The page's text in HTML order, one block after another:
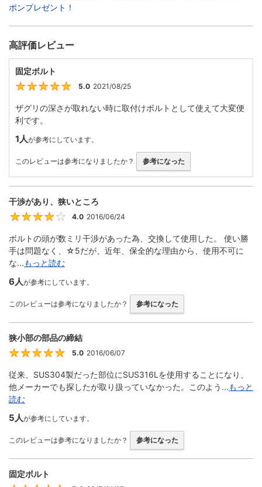
ポンプレゼント！
高評価レビュー
固定ボルト
5
5.0 2021/08/25
ザグリの深さが取れない時に取付けボルトとして使えて大変便
利です。
1人が参考にしています。
このレビューは参考になりましたか？ 参考になった
干渉があり、狭いところ
4
4.0 2016/06/24
ボルトの頭が数ミリ干渉があった為、交換して使用した。 使い勝
手は問題なく、☆5だが、近年、保全的な理由から、使用不可に
な...もっと読む
6人が参考にしています。
このレビューは参考になりましたか？ 参考になった
狭小部の部品の締結
5
5.0 2016/06/07
従来、SUS304製だった部位にSUS316Lを使用することになり、
他メーカーでも探したが取り扱っていなかった。このよう...もっと
読む
5人が参考にしています。
このレビューは参考になりましたか？ 参考になった
固定ボルト